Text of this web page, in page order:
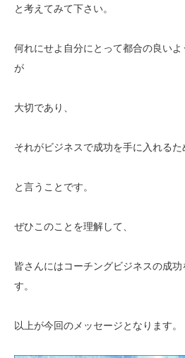
と考えてみて下さい。
何れにせよ自分にとって都合の良い
が
大切であり、
それがビジネスで成功を手に入れる
と言うことです。
ぜひこのことを理解して、
皆さんにはコーチングビジネスの成
す。
以上が今回のメッセージとなります。